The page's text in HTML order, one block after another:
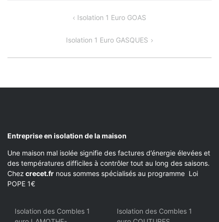
Isolation 1 Euro GOAS
Isolation 1 Euro GASQUES
Entreprise en isolation de la maison
Une maison mal isolée signifie des factures d’énergie élevées et
des températures difficiles à contrôler tout au long des saisons.
Chez crecet.fr nous sommes spécialisés au programme Loi
POPE 1€
Isolation des Combles 1
Isolation des Combles 1